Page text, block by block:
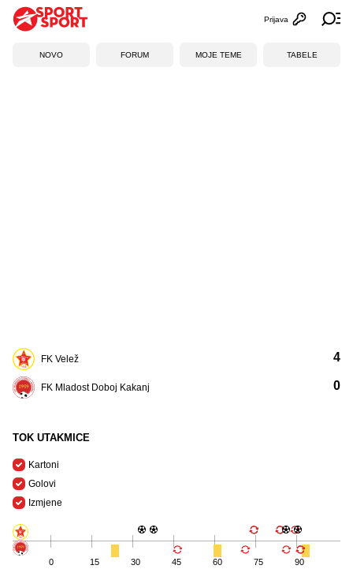
Otvori
Prijava
NOVO FORUM MOJE TEME TABELE
FK Velež
FK Mladost Doboj Kakanj
4
0
TOK UTAKMICE
Kartoni
Golovi
Izmjene
0 15 30 45 60 75 90